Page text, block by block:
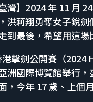
臺灣】2024 年 11 月
洪莉翔勇奪女子銳
到最後，希望用這
港擊劍公開賽（
洲國際博覽館舉行
，今年 17 歲、上個